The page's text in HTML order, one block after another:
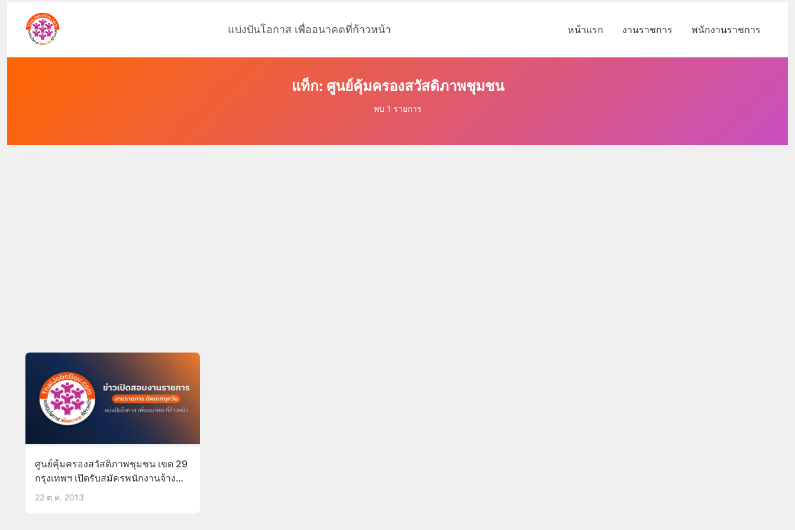
แบ่งปันโอกาส เพื่ออนาคตที่ก้าวหน้า หน้าแรก งานราชการ พนักงานราชการ
แท็ก: ศูนย์คุ้มครองสวัสดิภาพชุมชน
พบ 1 รายการ
ศูนย์คุ้มครองสวัสดิภาพชุมชน เขต 29
กรุงเทพฯ เปิดรับสมัครพนักงานจ้าง
เหมา 3 ตำแหน่ง
22 ต.ค. 2013